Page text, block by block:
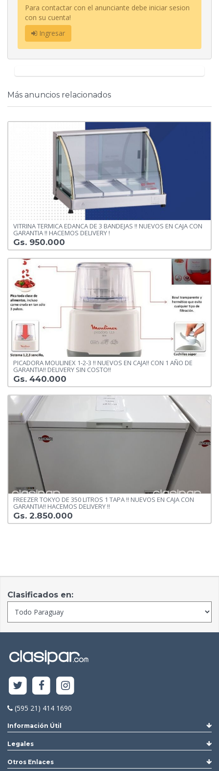
Para contactar con el anunciante debe iniciar sesion
con su cuenta!
Ingresar
Más anuncios relacionados
VITRINA TERMICA EDANCA DE 3 BANDEJAS !! NUEVOS EN CAJA CON
GARANTIA !! HACEMOS DELIVERY !
Gs. 950.000
PICADORA MOULINEX 1-2-3 !! NUEVOS EN CAJA!! CON 1 AÑO DE
GARANTIA!! DELIVERY SIN COSTO!!
Gs. 440.000
FREEZER TOKYO DE 350 LITROS 1 TAPA !! NUEVOS EN CAJA CON
GARANTIA!! HACEMOS DELIVERY !!
Gs. 2.850.000
Clasificados en:
(595 21) 414 1690
Información Útil
Legales
Otros Enlaces